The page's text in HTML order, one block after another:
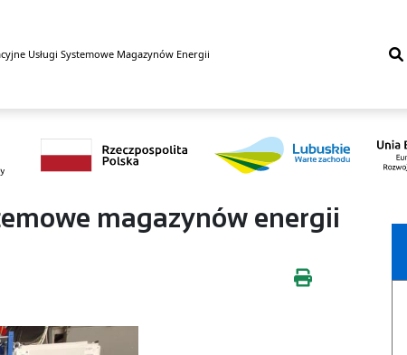
Usługi Systemowe Magazynów Energii
magazynów energii